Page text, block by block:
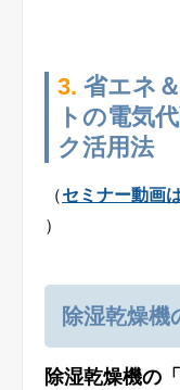
3. 省エネ
トの電気
ク活用法
（セミナー動画
）
除湿乾燥機
除湿乾燥機の